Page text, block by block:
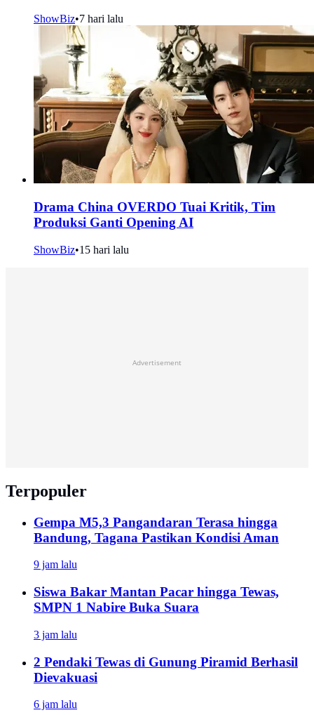
ShowBiz•7 hari lalu
Drama China OVERDO Tuai Kritik, Tim
Produksi Ganti Opening AI
ShowBiz•15 hari lalu
Advertisement
Terpopuler
Gempa M5,3 Pangandaran Terasa hingga
Bandung, Tagana Pastikan Kondisi Aman
9 jam lalu
Siswa Bakar Mantan Pacar hingga Tewas,
SMPN 1 Nabire Buka Suara
3 jam lalu
2 Pendaki Tewas di Gunung Piramid Berhasil
Dievakuasi
6 jam lalu